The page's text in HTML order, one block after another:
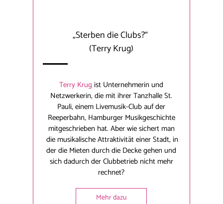
„Sterben die Clubs?“
(Terry Krug)
Terry Krug ist Unternehmerin und
Netzwerkerin, die mit ihrer Tanzhalle St.
Pauli, einem Livemusik-Club auf der
Reeperbahn, Hamburger Musikgeschichte
mitgeschrieben hat. Aber wie sichert man
die musikalische Attraktivität einer Stadt, in
der die Mieten durch die Decke gehen und
sich dadurch der Clubbetrieb nicht mehr
rechnet?
Mehr dazu